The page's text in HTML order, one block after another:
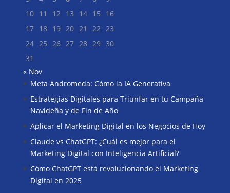
10 11 12 13 14 15
16
17 18 19 20 21 22 23
24 25 26 27 28 29 30
31
« Nov
Meta Andromeda: Cómo la IA Generativa
Estrategias Digitales para Triunfar en tu Campaña
Navideña y de Fin de Año
Aplicar el Marketing Digital en los Negocios de Hoy
Claude vs ChatGPT: ¿Cuál es mejor para el
Marketing Digital con Inteligencia Artificial?
Cómo ChatGPT está revolucionando el Marketing
Digital en 2025